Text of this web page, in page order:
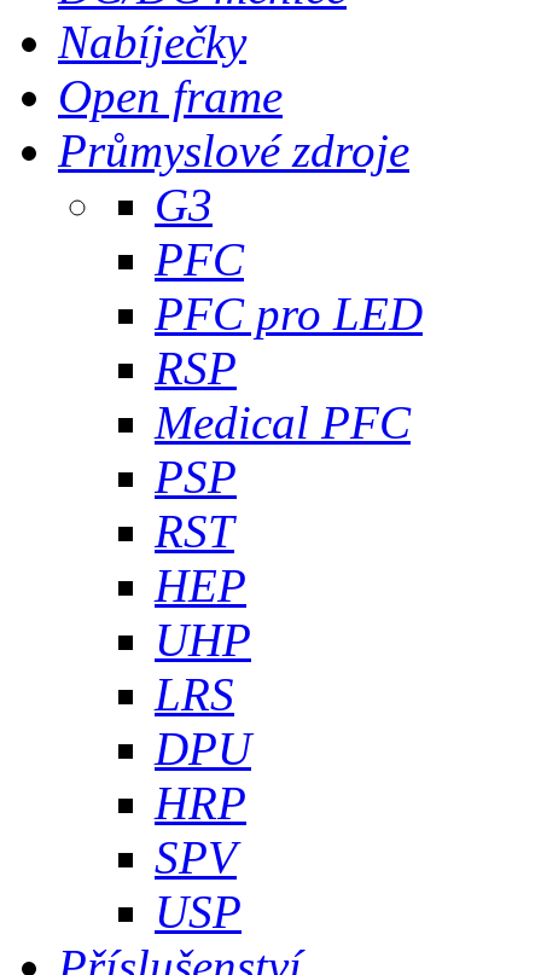
Nabíječky
Open frame
Průmyslové zdroje
G3
PFC
PFC pro LED
RSP
Medical PFC
PSP
RST
HEP
UHP
LRS
DPU
HRP
SPV
USP